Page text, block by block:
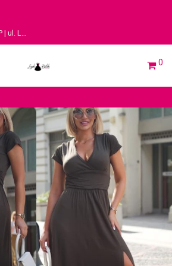
Lejdi Butik FASHION SHOP | ul. Legionów 3, 91-063 Łódź
0